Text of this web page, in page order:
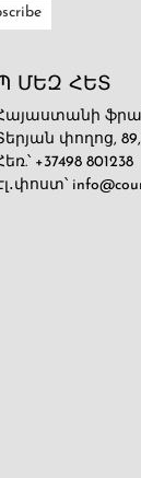
ՄԵԶ ՀԵՏ
փողոց,
+37498 801238